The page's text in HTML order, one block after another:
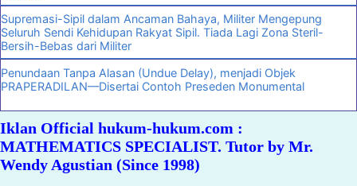
Supremasi-Sipil dalam Ancaman Bahaya, Militer Mengepung
Seluruh Sendi Kehidupan Rakyat Sipil. Tiada Lagi Zona Steril-
Bersih-Bebas dari Militer
Penundaan Tanpa Alasan (Undue Delay), menjadi Objek
PRAPERADILAN—Disertai Contoh Preseden Monumental
Iklan Official hukum-hukum.com :
MATHEMATICS SPECIALIST. Tutor by Mr.
Wendy Agustian (Since 1998)